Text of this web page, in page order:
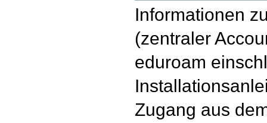
Informationen
(zentraler
eduroam
Zugang aus